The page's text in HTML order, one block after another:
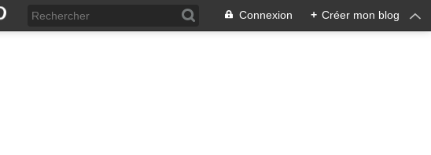
Connexion + Créer mon blog